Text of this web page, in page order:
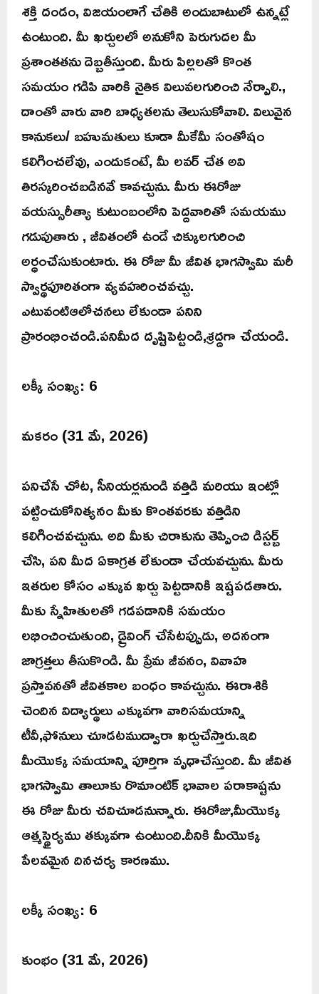
శక్తి దండం, విజయంలాగే చేతికి అందుబాటులో ఉన్నట్లే
ఉంటుంది. మీ ఖర్చులలో అనుకోని పెరుగుదల మీ
ప్రశాంతతను దెబ్బతీస్తుంది. మీరు పిల్లలతో కొంత
సమయం గడిపి వారికి నైతిక విలువలగురించి నేర్పాలి.,
దాంతో వారు వారి బాధ్యతలను తెలుసుకోవాలి. విలువైన
కానుకలు/ బహుమతులు కూడా మీకేమీ సంతోషం
కలిగించలేవు, ఎందుకంటే, మీ లవర్ చేత అవి
తిరస్కరించబడినవే కావచ్చును. మీరు ఈరోజు
వయస్సురీత్యా కుటుంబంలోని పెద్దవారితో సమయము
గడుపుతారు , జీవితంలో ఉండే చిక్కులగురించి
అర్ధంచేసుకుంటారు. ఈ రోజు మీ జీవిత భాగస్వామి మరీ
స్వార్థపూరితంగా వ్యవహరించవచ్చు.
ఎటువంటిఆలోచనలు లేకుండా పనిని
ప్రారంభించండి.పనిమీద దృష్టిపెట్టండి,శ్రద్దగా చేయండి.
లక్కీ సంఖ్య: 6
మకరం (31 మే, 2026)
పనిచేసే చోట, సీనియర్లనుండి వత్తిడి మరియు ఇంట్లో
పట్టించుకోనిత్యనం మీకు కొంతవరకు వత్తిడిని
కలిగించవచ్చును. అది మీకు చిరాకును తెప్పించి డిస్టర్బ్
చేసి, పని మీద ఏకాగ్రత లేకుండా చేయవచ్చును. మీరు
ఇతరుల కోసం ఎక్కువ ఖర్చు పెట్టడానికి ఇష్టపడతారు.
మీకు స్నేహితులతో గడపడానికి సమయం
లభించించుతుంది, డ్రైవింగ్ చేసేటప్పుడు, అదనంగా
జాగ్రత్తలు తీసుకొండి. మీ ప్రేమ జీవనం, వివాహ
ప్రస్తావనతో జీవితకాల బంధం కావచ్చును. ఈరాశికి
చెందిన విద్యార్థులు ఎక్కువగా వారిసమయాన్ని
టీవీ,ఫోనులు చూడటముద్వారా ఖర్చుచేస్తారు.ఇది
మీయొక్క సమయాన్ని పూర్తిగా వృధాచేస్తుంది. మీ జీవిత
భాగస్వామి తాలూకు రొమాంటిక్ భావాల పరాకాష్టను
ఈ రోజు మీరు చవిచూడనున్నారు. ఈరోజు,మీయొక్క
ఆత్మస్థైర్యము తక్కువగా ఉంటుంది.దీనికి మీయొక్క
పేలవమైన దినచర్య కారణము.
లక్కీ సంఖ్య: 6
కుంభం (31 మే, 2026)